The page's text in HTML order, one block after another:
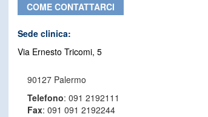
COME CONTATTARCI
Sede clinica:
Via Ernesto Tricomi, 5
90127 Palermo
Telefono: 091 2192111
Fax: 091 091 2192244